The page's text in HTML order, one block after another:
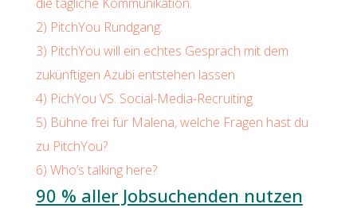
2) PitchYou Rundgang:
3) PitchYou will ein echtes Gespräch mit dem
zukünftigen Azubi entstehen lassen
4) PichYou VS. Social-Media-Recruiting
5) Bühne frei für Malena, welche Fragen hast du
zu PitchYou?
6) Who’s talking here?
90 % aller Jobsuchenden nutzen